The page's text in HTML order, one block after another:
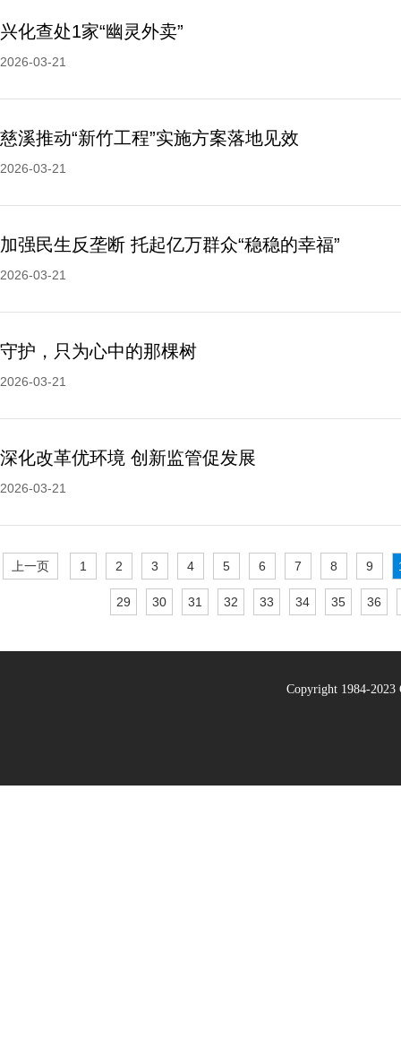
兴化查处1家“幽灵外卖”
2026-03-21
慈溪推动“新竹工程”实施方案落地见效
2026-03-21
加强民生反垄断 托起亿万群众“稳稳的幸福”
2026-03-21
守护，只为心中的那棵树
2026-03-21
深化改革优环境 创新监管促发展
2026-03-21
上一页 1 2 3 4 5 6 7 8 9
29 30 31 32 33 34 35 36
Copyright 1984-